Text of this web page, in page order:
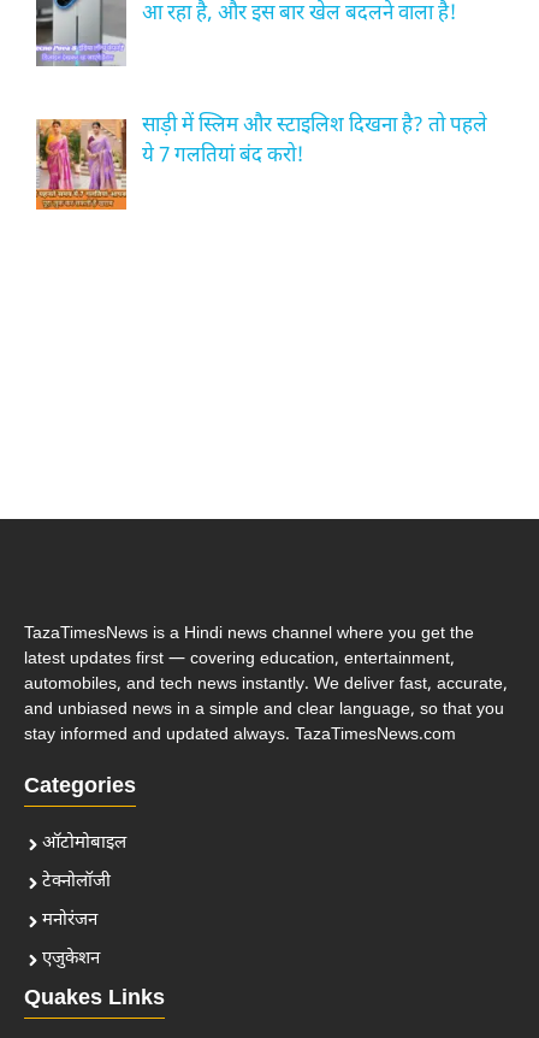
आ रहा है, और इस बार खेल बदलने वाला है!
साड़ी में स्लिम और स्टाइलिश दिखना है? तो पहले
ये 7 गलतियां बंद करो!
TazaTimesNews is a Hindi news channel where you get the
latest updates first — covering education, entertainment,
automobiles, and tech news instantly. We deliver fast, accurate,
and unbiased news in a simple and clear language, so that you
stay informed and updated always. TazaTimesNews.com
Categories
ऑटोमोबाइल
टेक्नोलॉजी
मनोरंजन
एजुकेशन
Quakes Links